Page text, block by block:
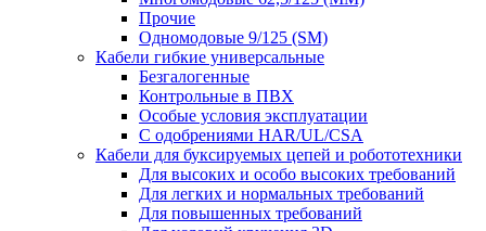
Прочие
Одномодовые 9/125 (SM)
Кабели гибкие универсальные
Безгалогенные
Контрольные в ПВХ
Особые условия эксплуатации
С одобрениями HAR/UL/CSA
Кабели для буксируемых цепей и робототехники
Для высоких и особо высоких требований
Для легких и нормальных требований
Для повышенных требований